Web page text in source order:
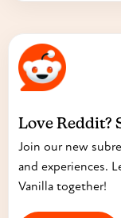
Love Reddit?
Join our new
and experiences.
Vanilla together!